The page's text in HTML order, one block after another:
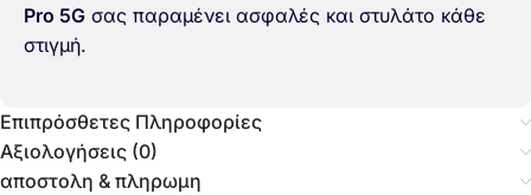
Pro 5G σας παραμένει ασφαλές και στυλάτο κάθε
στιγμή.
Επιπρόσθετες Πληροφορίες
Αξιολογήσεις (0)
αποστολη & πληρωμη